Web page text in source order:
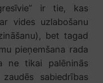
ir tie, kas
vides uzlabošanu
bet tagad
pieņemšana rada
ne tikai palēninās
sabiedrības